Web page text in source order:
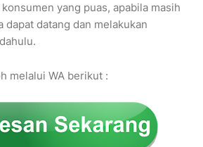
yang puas, apabila masih
dapat datang dan melakukan
melalui WA berikut :